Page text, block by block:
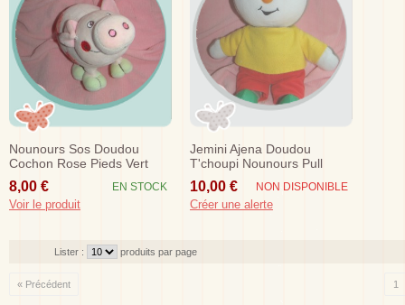
Nounours Sos Doudou
Cochon Rose Pieds Vert
Musical
8,00 € EN STOCK
Voir le produit
Jemini Ajena Doudou
T'choupi Nounours Pull
Jaune Ab Pantalon Rouge
30 Cm
10,00 € NON DISPONIBLE
Créer une alerte
Lister : produits par page
« Précédent 1